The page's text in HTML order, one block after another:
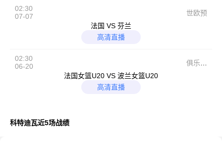
02:30
07-07
世欧预
法国 VS 芬兰
高清直播
02:30
06-20
俱乐部
法国女篮U20 VS 波兰女篮U20
高清直播
科特迪瓦近5场战绩